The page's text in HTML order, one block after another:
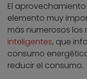
El
elemento muy
más numerosos los
inteligentes, que
consumo
reducir el consumo.